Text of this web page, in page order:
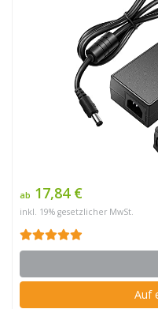
ab 17,84 €
inkl. 19% gesetzlicher MwSt.
Auf